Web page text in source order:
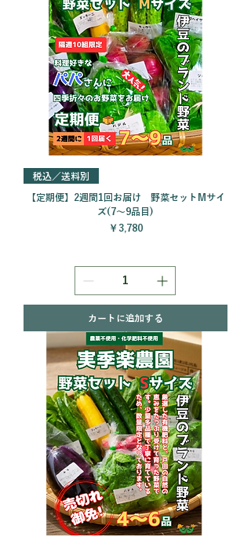
税込／送料別
【定期便】2週間1回お届け 野菜セットMサイ
ズ(7～9品目)
価格
￥3,780
カートに追加する